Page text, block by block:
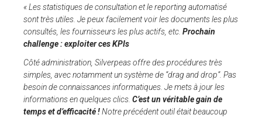
« Les statistiques de consultation et le reporting automatisé
sont très utiles. Je peux facilement voir les documents les plus
consultés, les fournisseurs les plus actifs, etc. Prochain
challenge : exploiter ces KPIs
Côté administration, Silverpeas offre des procédures très
simples, avec notamment un système de “drag and drop”. Pas
besoin de connaissances informatiques. Je mets à jour les
informations en quelques clics. C’est un véritable gain de
temps et d’efficacité !Notre précédent outil était beaucoup